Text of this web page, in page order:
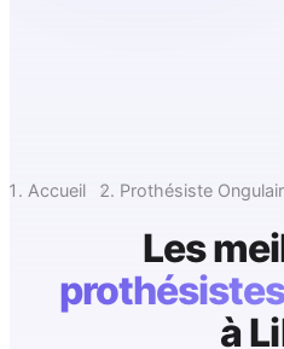
Accueil Prothésiste
Les
à